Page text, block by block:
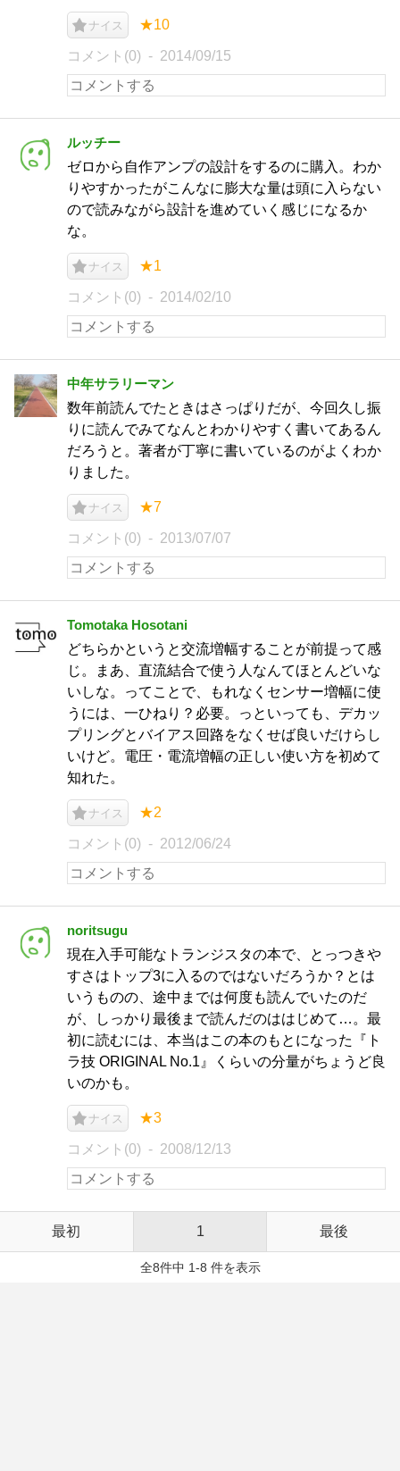
ナイス ★10
コメント(0) 2014/09/15
ルッチー
ゼロから自作アンプの設計をするのに購入。わか
りやすかったがこんなに膨大な量は頭に入らない
ので読みながら設計を進めていく感じになるか
な。
ナイス ★1
コメント(0) 2014/02/10
中年サラリーマン
数年前読んでたときはさっぱりだが、今回久し振
りに読んでみてなんとわかりやすく書いてあるん
だろうと。著者が丁寧に書いているのがよくわか
りました。
ナイス ★7
コメント(0) 2013/07/07
Tomotaka Hosotani
どちらかというと交流増幅することが前提って感
じ。まあ、直流結合で使う人なんてほとんどいな
いしな。ってことで、もれなくセンサー増幅に使
うには、一ひねり？必要。っといっても、デカッ
プリングとバイアス回路をなくせば良いだけらし
いけど。電圧・電流増幅の正しい使い方を初めて
知れた。
ナイス ★2
コメント(0) 2012/06/24
noritsugu
現在入手可能なトランジスタの本で、とっつきや
すさはトップ3に入るのではないだろうか？とは
いうものの、途中までは何度も読んでいたのだ
が、しっかり最後まで読んだのははじめて…。最
初に読むには、本当はこの本のもとになった『ト
ラ技 ORIGINAL No.1』くらいの分量がちょうど良
いのかも。
ナイス ★3
コメント(0) 2008/12/13
最初 1 最後
全8件中 1-8 件を表示